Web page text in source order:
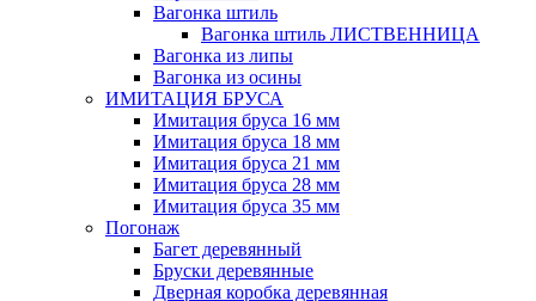
Вагонка штиль
Вагонка штиль ЛИСТВЕННИЦА
Вагонка из липы
Вагонка из осины
ИМИТАЦИЯ БРУСА
Имитация бруса 16 мм
Имитация бруса 18 мм
Имитация бруса 21 мм
Имитация бруса 28 мм
Имитация бруса 35 мм
Погонаж
Багет деревянный
Бруски деревянные
Дверная коробка деревянная